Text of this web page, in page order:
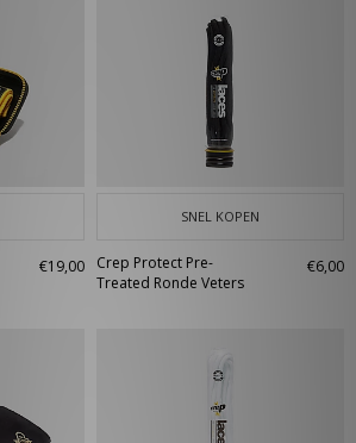
€19,00
SNEL KOPEN
Crep Protect Pre-
Treated Ronde Veters
€6,00